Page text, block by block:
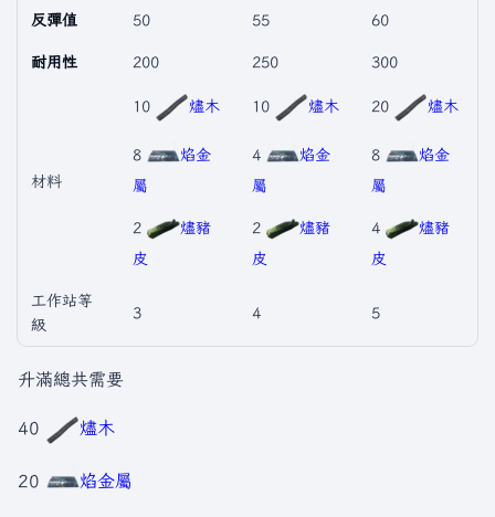
反彈值 50 55 60
耐用性 200 250 300
材料
10 燼木
8
焰金
屬
2
燼豬
皮
10 燼木
4
焰金
屬
2
燼豬
皮
20 燼木
8
焰金
屬
4
燼豬
皮
工作站等
級
3 4 5
升滿總共需要
40 燼木
20 焰金屬